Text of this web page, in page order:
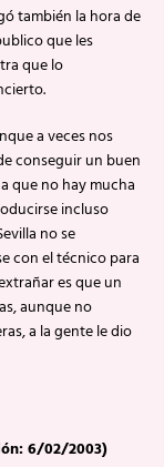
también la hora de
que les
que lo
a veces nos
conseguir un buen
que no hay mucha
incluso
no se
con el técnico para
es que un
aunque no
a la gente le dio
6/02/2003)